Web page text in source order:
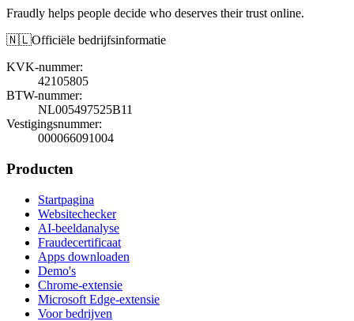
Fraudly helps people decide who deserves their trust online.
🇳🇱Officiële bedrijfsinformatie
KVK-nummer:
42105805
BTW-nummer:
NL005497525B11
Vestigingsnummer:
000066091004
Producten
Startpagina
Websitechecker
AI-beeldanalyse
Fraudecertificaat
Apps downloaden
Demo's
Chrome-extensie
Microsoft Edge-extensie
Voor bedrijven